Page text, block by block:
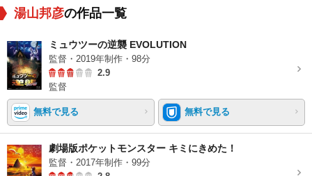
湯山邦彦の作品一覧
ミュウツーの逆襲 EVOLUTION
監督・2019年制作・98分
2.9
監督
無料で見る 無料で見る
劇場版ポケットモンスター キミにきめた！
監督・2017年制作・99分